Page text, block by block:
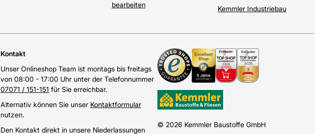
bearbeiten
Kemmler Industriebau
Kontakt
Unser Onlineshop Team ist montags bis freitags
von 08:00 - 17:00 Uhr unter der Telefonnummer
07071 / 151-151 für Sie erreichbar.
Alternativ können Sie unser Kontaktformular
nutzen.
Den Kontakt direkt in unsere Niederlassungen
© 2026 Kemmler Baustoffe GmbH